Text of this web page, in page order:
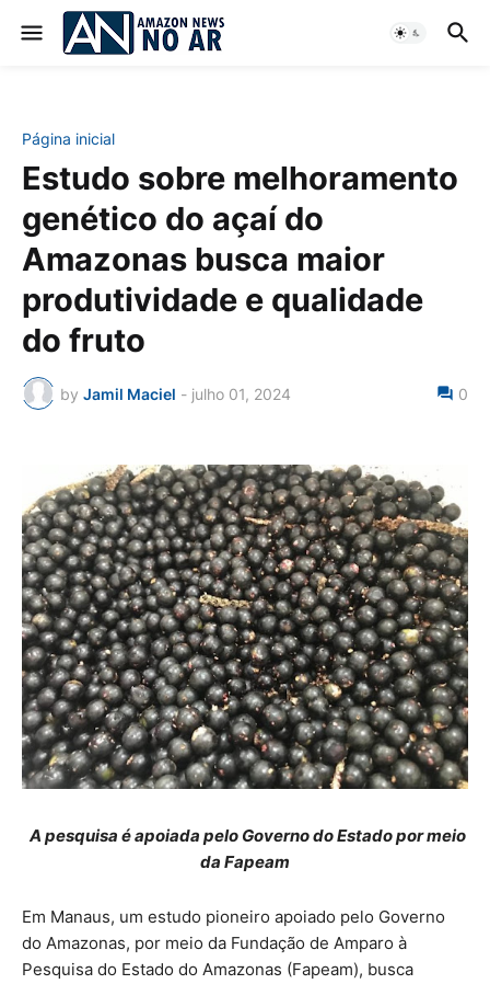
Página inicial
Estudo sobre melhoramento
genético do açaí do
Amazonas busca maior
produtividade e qualidade
do fruto
by Jamil Maciel - julho 01, 2024 0
A pesquisa é apoiada pelo Governo do Estado por meio
da Fapeam
Em Manaus, um estudo pioneiro apoiado pelo Governo
do Amazonas, por meio da Fundação de Amparo à
Pesquisa do Estado do Amazonas (Fapeam), busca